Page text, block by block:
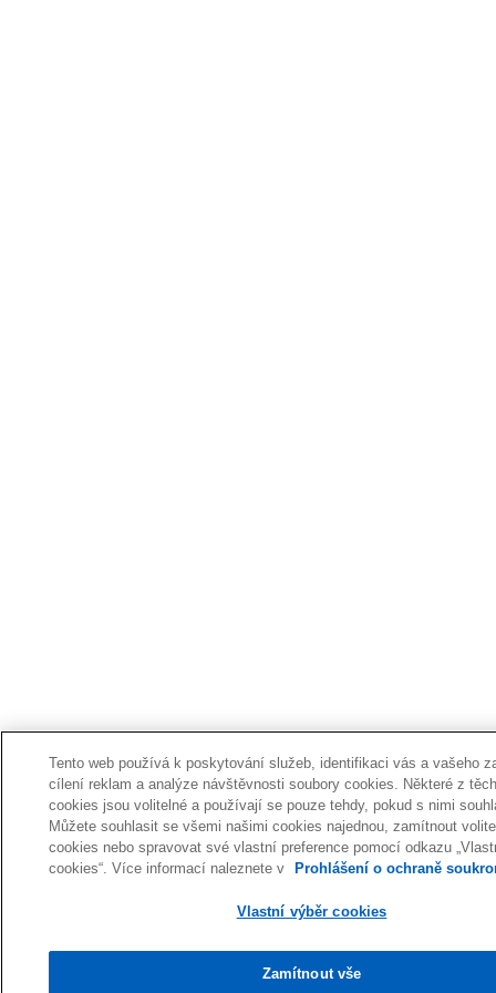
Tento web používá k poskytování služeb, identifikaci vás a vašeho
cílení reklam a analýze návštěvnosti soubory cookies. Některé z
cookies jsou volitelné a používají se pouze tehdy, pokud s nimi
Můžete souhlasit se všemi našimi cookies najednou, zamítnout
cookies nebo spravovat své vlastní preference pomocí odkazu
cookies“. Více informací naleznete v
Prohlášení o ochraně
Vlastní výběr cookies
Zamítnout vše